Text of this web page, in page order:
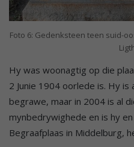
Foto 6: Gedenksteen teen suid-
Hy was woonagtig op die
2 Junie 1904 oorlede is. Hy is
begrawe, maar in 2004 is al
mynbedrywighede en is hy
Begraafplaas in Middelburg,